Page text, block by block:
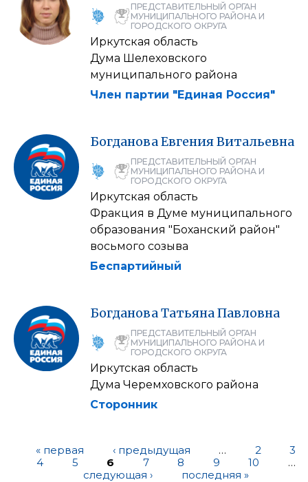
ПРЕДСТАВИТЕЛЬНЫЙ ОРГАН
МУНИЦИПАЛЬНОГО РАЙОНА И
ГОРОДСКОГО ОКРУГА
Иркутская область
Дума Шелеховского
муниципального района
Член партии "Единая Россия"
Богданова ЕвгенияВитальевна
ПРЕДСТАВИТЕЛЬНЫЙ ОРГАН
МУНИЦИПАЛЬНОГО РАЙОНА И
ГОРОДСКОГО ОКРУГА
Иркутская область
Фракция в Думе муниципального
образования "Боханский район"
восьмого созыва
Беспартийный
Богданова Татьяна Павловна
ПРЕДСТАВИТЕЛЬНЫЙ ОРГАН
МУНИЦИПАЛЬНОГО РАЙОНА И
ГОРОДСКОГО ОКРУГА
Иркутская область
Дума Черемховского района
Сторонник
« первая ‹ предыдущая … 2
3
4
5 6 7 8 9 10
…
следующая ›
последняя »